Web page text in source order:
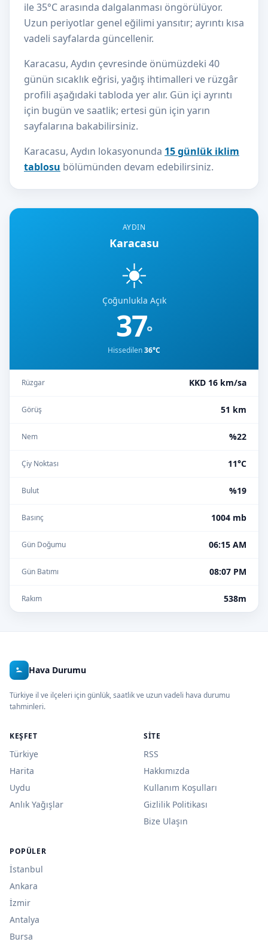
AYDIN
Karacasu
☀️
Çoğunlukla Açık
37°
Hissedilen36°C
Rüzgar KKD 16 km/sa
Görüş 51 km
Nem %22
Çiy Noktası 11°C
Bulut %19
Basınç 1004 mb
Gün Doğumu 06:15 AM
Gün Batımı 08:07 PM
Rakım 538m
ile 35°C arasında dalgalanması öngörülüyor.
Uzun periyotlar genel eğilimi yansıtır; ayrıntı kısa
vadeli sayfalarda güncellenir.
Karacasu, Aydın çevresinde önümüzdeki 40
günün sıcaklık eğrisi, yağış ihtimalleri ve rüzgâr
profili aşağıdaki tabloda yer alır. Gün içi ayrıntı
için bugün ve saatlik; ertesi gün için yarın
sayfalarına bakabilirsiniz.
Karacasu, Aydın lokasyonunda 15 günlük iklim
tablosu bölümünden devam edebilirsiniz.
Hava Durumu
Türkiye il ve ilçeleri için günlük, saatlik ve uzun vadeli hava durumu
tahminleri.
KEŞFET
Türkiye
Harita
Uydu
Anlık Yağışlar
SITE
RSS
Hakkımızda
Kullanım Koşulları
Gizlilik Politikası
Bize Ulaşın
POPÜLER
İstanbul
Ankara
İzmir
Antalya
Bursa